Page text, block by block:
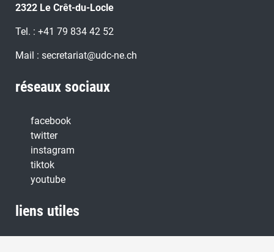
2322 Le Crêt-du-Locle
Tel. : +41 79 834 42 52
Mail : secretariat@udc-ne.ch
réseaux sociaux
facebook
twitter
instagram
tiktok
youtube
liens utiles